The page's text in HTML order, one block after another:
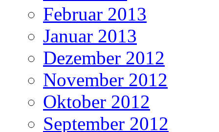
Februar 2013
Januar 2013
Dezember 2012
November 2012
Oktober 2012
September 2012